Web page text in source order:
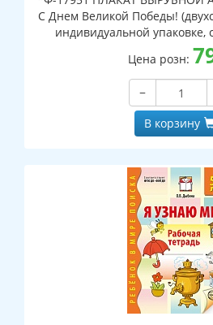
С Днем Великой Победы!
индивидуальной упаковке,
клеевым
Цена розн:
−
В корзину